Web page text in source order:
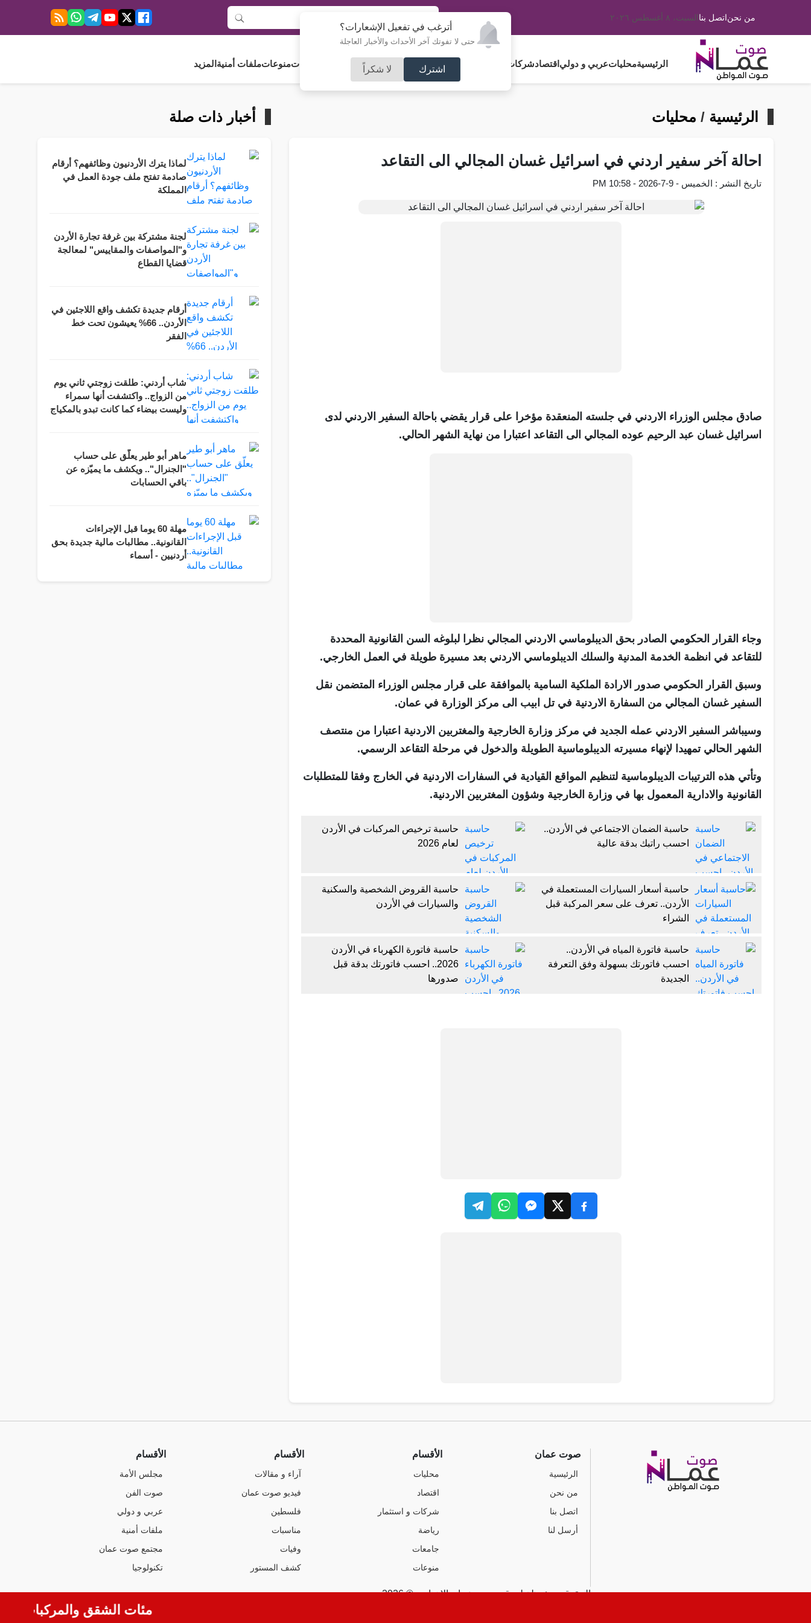
أترغب في تفعيل الإشعارات؟
حتى لا تفوتك آخر الأحداث والأخبار العاجلة
اشترك لا شكراً
من نحناتصل بناالسبت، ٨ أغسطس ٢٠٢٦
الرئيسيةمحلياتعربي و دولي اقتصادشركات و استثمار فلسطين مجلس الأمةرياضة آراء و مقالات جامعاتمنوعاتملفات أمنية المزيد
الرئيسية / محليات
احالة آخر سفير اردني في اسرائيل غسان المجالي الى التقاعد
تاريخ النشر : الخميس - 9-7-2026 - 10:58 PM
صادق مجلس الوزراء الاردني في جلسته المنعقدة مؤخرا على قرار يقضي باحالة السفير الاردني لدى
اسرائيل غسان عبد الرحيم عوده المجالي الى التقاعد اعتبارا من نهاية الشهر الحالي.
وجاء القرار الحكومي الصادر بحق الديبلوماسي الاردني المجالي نظرا لبلوغه السن القانونية المحددة
للتقاعد في انظمة الخدمة المدنية والسلك الديبلوماسي الاردني بعد مسيرة طويلة في العمل الخارجي.
وسبق القرار الحكومي صدور الارادة الملكية السامية بالموافقة على قرار مجلس الوزراء المتضمن نقل
السفير غسان المجالي من السفارة الاردنية في تل ابيب الى مركز الوزارة في عمان.
وسيباشر السفير الاردني عمله الجديد في مركز وزارة الخارجية والمغتربين الاردنية اعتبارا من منتصف
الشهر الحالي تمهيدا لإنهاء مسيرته الديبلوماسية الطويلة والدخول في مرحلة التقاعد الرسمي.
وتأتي هذه الترتيبات الديبلوماسية لتنظيم المواقع القيادية في السفارات الاردنية في الخارج وفقا للمتطلبات
القانونية والادارية المعمول بها في وزارة الخارجية وشؤون المغتربين الاردنية.
حاسبة الضمان الاجتماعي في الأردن..
احسب راتبك بدقة عالية
حاسبة ترخيص المركبات في الأردن
لعام 2026
حاسبة أسعار السيارات المستعملة في
الأردن.. تعرف على سعر المركبة قبل
الشراء
حاسبة القروض الشخصية والسكنية
والسيارات في الأردن
حاسبة فاتورة المياه في الأردن..
احسب فاتورتك بسهولة وفق التعرفة
الجديدة
حاسبة فاتورة الكهرباء في الأردن
2026.. احسب فاتورتك بدقة قبل
صدورها
أخبار ذات صلة
لماذا يترك الأردنيون وظائفهم؟ أرقام
صادمة تفتح ملف جودة العمل في
المملكة
لجنة مشتركة بين غرفة تجارة الأردن
و"المواصفات والمقاييس" لمعالجة
قضايا القطاع
أرقام جديدة تكشف واقع اللاجئين في
الأردن.. 66% يعيشون تحت خط
الفقر
شاب أردني: طلقت زوجتي ثاني يوم
من الزواج.. واكتشفت أنها سمراء
وليست بيضاء كما كانت تبدو بالمكياج
ماهر أبو طير يعلّق على حساب
"الجنرال".. ويكشف ما يميّزه عن
باقي الحسابات
مهلة 60 يوما قبل الإجراءات
القانونية.. مطالبات مالية جديدة بحق
أردنيين - أسماء
صوت عمان
الرئيسية
من نحن
اتصل بنا
أرسل لنا
الأقسام
محليات
اقتصاد
شركات و استثمار
رياضة
جامعات
منوعات
الأقسام
آراء و مقالات
فيديو صوت عمان
فلسطين
مناسبات
وفيات
كشف المستور
الأقسام
مجلس الأمة
صوت الفن
عربي و دولي
ملفات أمنية
مجتمع صوت عمان
تكنولوجيا
جميع الحقوق محفوظة لموقع صوت عمان الإخباري © 2026
مئات الشقق والمركبات